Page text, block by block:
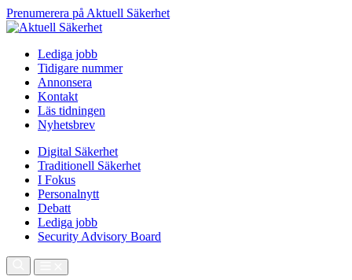
Prenumerera på Aktuell Säkerhet
Lediga jobb
Tidigare nummer
Annonsera
Kontakt
Läs tidningen
Nyhetsbrev
Digital Säkerhet
Traditionell Säkerhet
I Fokus
Personalnytt
Debatt
Lediga jobb
Security Advisory Board